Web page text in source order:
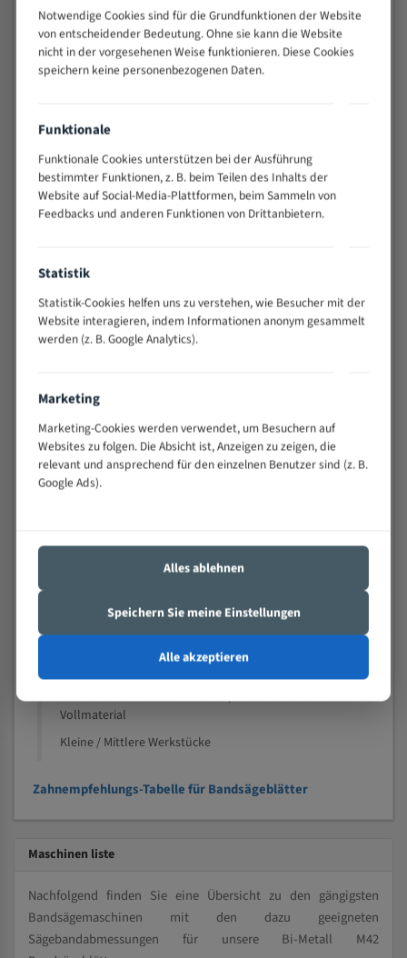
50 - 120
4/6
80 - 180
3/4
130 -
350
2/3
200 -
600
> 500
0,75/1,25
Vorteile:
schwierigen Werkstücken (Materialmischung,
wechselnde Verbindungslängen)
Sehr geringe Vibration
Technische Beschreibung:
Positiver Spanwinkel
Bandkörper aus hochlegiertem Federstahl
Speziell entwickelt für Profile / Rohre
Kleine und mittlere Profile / Kleine Durchmesser
Vollmaterial
Kleine / Mittlere Werkstücke
Zahnempfehlungs-Tabelle für Bandsägeblätter
Maschinen liste
Nachfolgend finden Sie eine Übersicht zu den gängigsten
Bandsägemaschinen mit den dazu geeigneten
Sägebandabmessungen für unsere Bi-Metall M42
Notwendige Cookies sind für die Grundfunktionen der Website
von entscheidender Bedeutung. Ohne sie kann die Website
nicht in der vorgesehenen Weise funktionieren. Diese Cookies
speichern keine personenbezogenen Daten.
Funktionale
Funktionale Cookies unterstützen bei der Ausführung
bestimmter Funktionen, z. B. beim Teilen des Inhalts der
Website auf Social-Media-Plattformen, beim Sammeln von
Feedbacks und anderen Funktionen von Drittanbietern.
Statistik
Statistik-Cookies helfen uns zu verstehen, wie Besucher mit der
Website interagieren, indem Informationen anonym gesammelt
werden (z. B. Google Analytics).
Marketing
Marketing-Cookies werden verwendet, um Besuchern auf
Websites zu folgen. Die Absicht ist, Anzeigen zu zeigen, die
relevant und ansprechend für den einzelnen Benutzer sind (z. B.
Google Ads).
Alles ablehnen
Speichern Sie meine Einstellungen
Alle akzeptieren